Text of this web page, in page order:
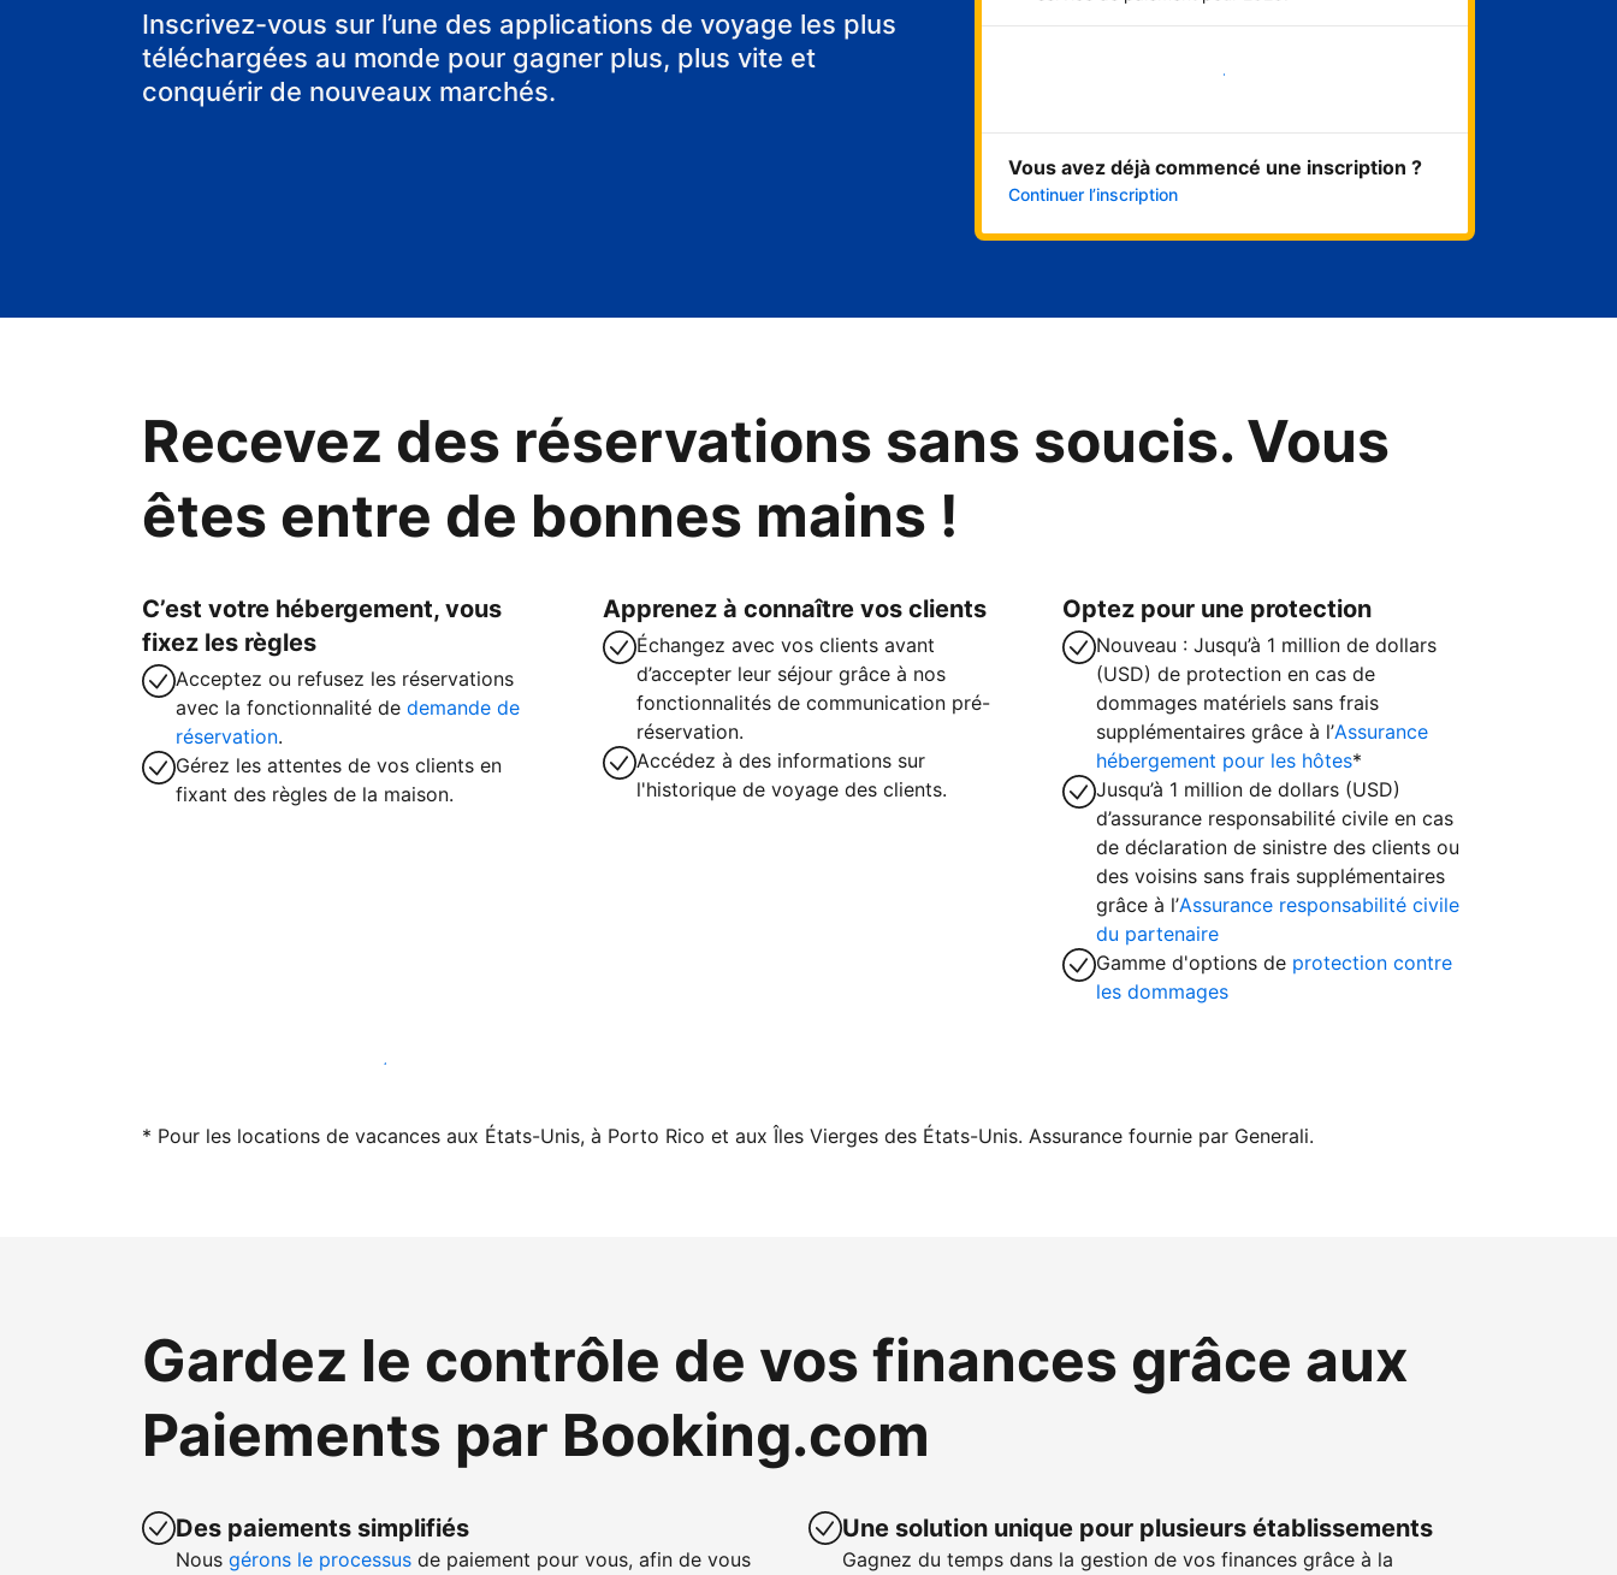
chambre d'hôtes
Inscrivez-vous sur l’une des applications de voyage les plus
téléchargées au monde pour gagner plus, plus vite et
conquérir de nouveaux marchés.
Démarrer maintenant
Vous avez déjà commencé une inscription ?
Continuer l’inscription
Recevez des réservations sans soucis. Vous
êtes entre de bonnes mains !
C’est votre hébergement, vous
fixez les règles
Acceptez ou refusez les réservations
avec la fonctionnalité de demande de
réservation.
Gérez les attentes de vos clients en
fixant des règles de la maison.
Apprenez à connaître vos clients
Échangez avec vos clients avant
d’accepter leur séjour grâce à nos
fonctionnalités de communication pré-
réservation.
Accédez à des informations sur
l'historique de voyage des clients.
Optez pour une protection
Nouveau : Jusqu’à 1 million de dollars
(USD) de protection en cas de
dommages matériels sans frais
supplémentaires grâce à l’Assurance
hébergement pour les hôtes*
Jusqu’à 1 million de dollars (USD)
d’assurance responsabilité civile en cas
de déclaration de sinistre des clients ou
des voisins sans frais supplémentaires
grâce à l’Assurance responsabilité civile
du partenaire
Gamme d'options de protection contre
les dommages
Accueillez des clients avec nous dès maintenant
* Pour les locations de vacances aux États-Unis, à Porto Rico et aux Îles Vierges des États-Unis. Assurance fournie par Generali.
Gardez le contrôle de vos finances grâce aux
Paiements par Booking.com
Des paiements simplifiés
Nous gérons le processus de paiement pour vous, afin de vous
Une solution unique pour plusieurs établissements
Gagnez du temps dans la gestion de vos finances grâce à la